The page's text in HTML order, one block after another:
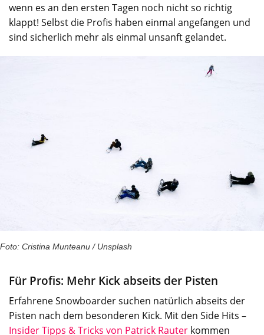
wenn es an den ersten Tagen noch nicht so richtig
klappt! Selbst die Profis haben einmal angefangen und
sind sicherlich mehr als einmal unsanft gelandet.
Foto: Cristina Munteanu / Unsplash
Für Profis: Mehr Kick abseits der Pisten
Erfahrene Snowboarder suchen natürlich abseits der
Pisten nach dem besonderen Kick. Mit den Side Hits –
Insider Tipps & Tricks von Patrick Rauter kommen